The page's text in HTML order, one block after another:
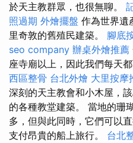
於天主教群眾，也很無聊。
照過期 外燴擺盤 作為世界遺
里奇敦的舊殖民建築。 腳底
seo company 辦桌外燴推薦
座寺廟以上，因此我們每天
西區整骨 台北外燴 大里按摩
深刻的天主教會和小木屋，
的各種教堂建築。 當地的珊
多，但與此同時，它們可以
支付昂貴的船上旅行。 台北